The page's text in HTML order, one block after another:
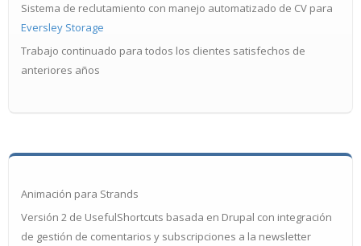
Sistema de reclutamiento con manejo automatizado de CV para
Eversley Storage
Trabajo continuado para todos los clientes satisfechos de
anteriores años
Animación para Strands
Versión 2 de UsefulShortcuts basada en Drupal con integración
de gestión de comentarios y subscripciones a la newsletter